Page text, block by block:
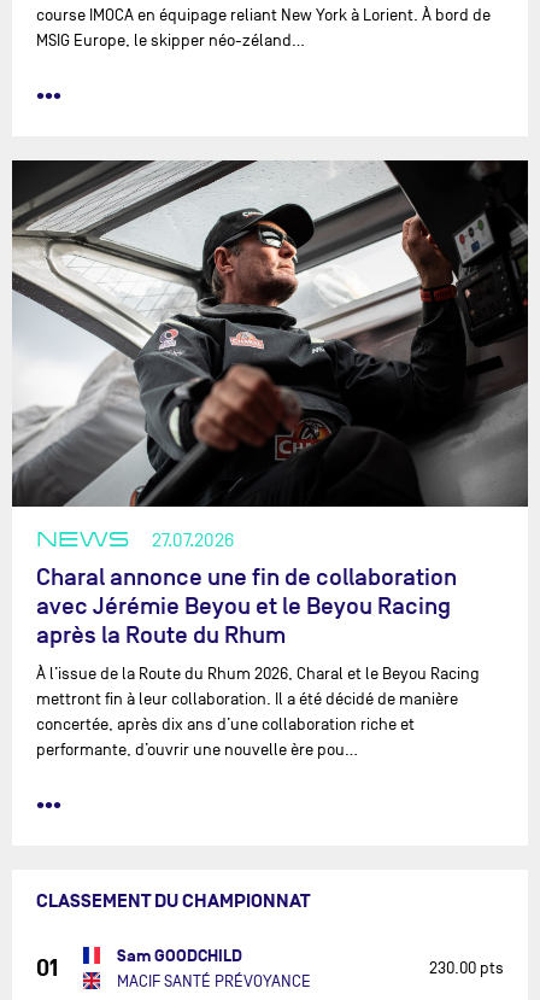
course IMOCA en équipage reliant New York à Lorient. À bord de
MSIG Europe, le skipper néo-zéland…
•••
NEWS 27.07.2026
Charal annonce une fin de collaboration
avec Jérémie Beyou et le Beyou Racing
après la Route du Rhum
À l’issue de la Route du Rhum 2026, Charal et le Beyou Racing
mettront fin à leur collaboration. Il a été décidé de manière
concertée, après dix ans d’une collaboration riche et
performante, d’ouvrir une nouvelle ère pou…
•••
CLASSEMENT DU CHAMPIONNAT
01 Sam GOODCHILD
MACIF SANTÉ PRÉVOYANCE
230.00 pts